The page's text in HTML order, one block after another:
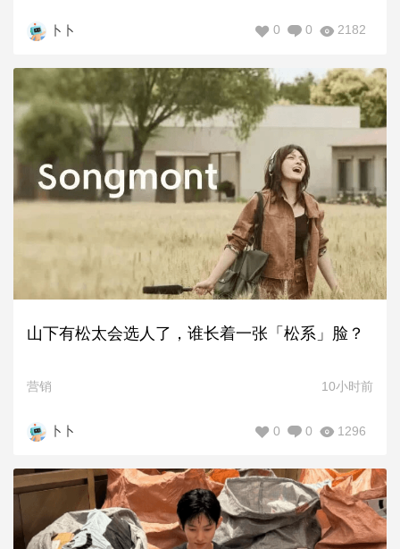
卜卜 2182
0
0
山下有松太会选人了，谁长着一张「松系」脸？
营销 10小时前
卜卜 1296
0
0